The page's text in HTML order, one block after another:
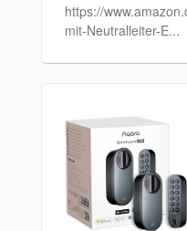
https://
mit-Neutralleiter-E...